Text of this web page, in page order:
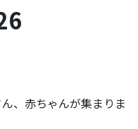
、赤ちゃんが集まりま